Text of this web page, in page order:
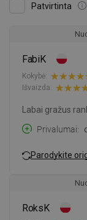
Patvirtinta
FabiK
Kokybė:
Išvaizda:
Labai gražus
Privalumai
Parodykite
RoksK